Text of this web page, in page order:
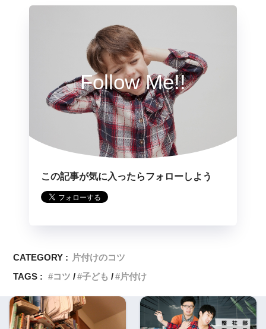
Follow Me!!
この記事が気に入ったらフォローしよう
CATEGORY : 片付けのコツ
TAGS :
コツ 子ども 片付け